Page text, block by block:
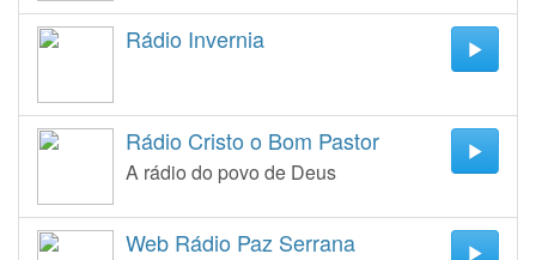
Rádio Invernia
Rádio Cristo o Bom Pastor
A rádio do povo de Deus
Web Rádio Paz Serrana